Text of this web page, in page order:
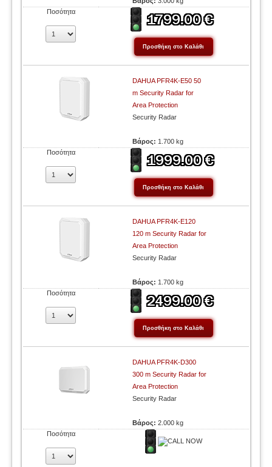
Ποσότητα
DAHUA PFR4K-E50 50
m Security Radar for
Area Protection
Security Radar
Βάρος: 1.700 kg
Ποσότητα
DAHUA PFR4K-E120
120 m Security Radar for
Area Protection
Security Radar
Βάρος: 1.700 kg
Ποσότητα
DAHUA PFR4K-D300
300 m Security Radar for
Area Protection
Security Radar
Βάρος:2.000 kg
Ποσότητα